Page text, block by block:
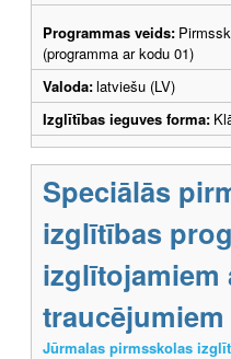
Programmas veids:
(programma ar kodu 01)
Valoda:latviešu (LV)
Izglītības ieguves forma:
Speciālās
izglītības
izglītojamiem
traucējumiem
Jūrmalas pirmsskolas